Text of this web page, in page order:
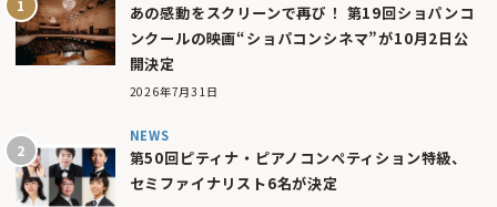
あの感動をスクリーンで再び！ 第19回ショパンコ
ンクールの映画“ショパコンシネマ”が10月2日公
開決定
2026年7月31日
NEWS
第50回ピティナ・ピアノコンペティション特級、
セミファイナリスト6名が決定